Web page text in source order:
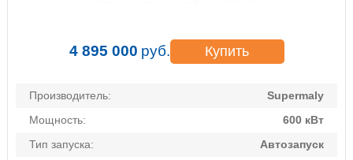
4 895 000 руб. Купить
Производитель:
Supermaly
Мощность:
600 кВт
Тип запуска:
Автозапуск